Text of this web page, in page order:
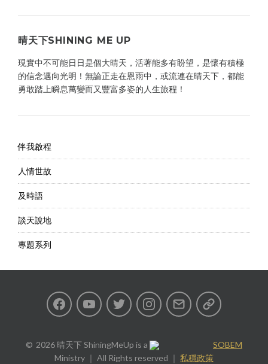
晴天下SHINING ME UP
現實中不可能日日是個大晴天，活著能多有盼望，是懷有積極
的信念邁向光明！無論正走在恩雨中，或流連在晴天下，都能
勇敢踏上瞬息萬變而又豐富多姿的人生旅程！
伴我啟程
人情世故
及時語
談天說地
專題系列
FacebookYoutubeTwitter InstagramEmail 私
政
2026 晴天下 ShiningMeUp is a
SOBEM
Ministry ｜ All Rights reserved ｜ 私穩政策